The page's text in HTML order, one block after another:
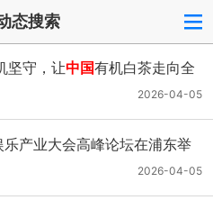
态搜索
坚守，让中国有机白茶走向全
2026-04-05
乐产业大会高峰论坛在浦东举
2026-04-05